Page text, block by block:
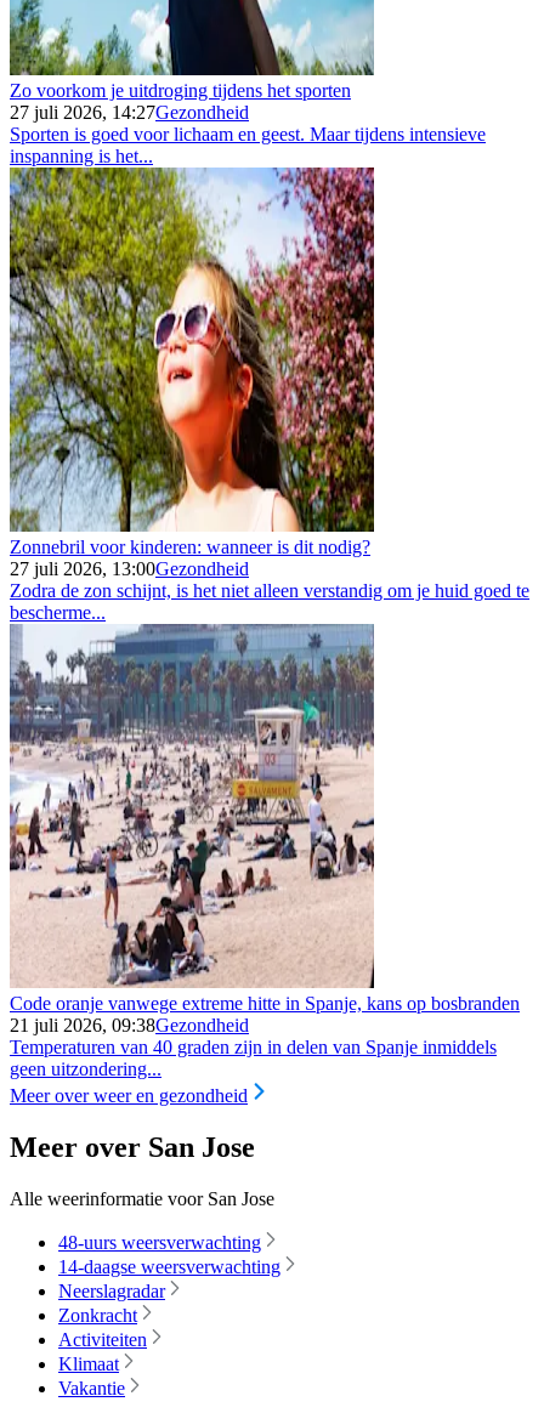
Zo voorkom je uitdroging tijdens het sporten
27 juli 2026, 14:27Gezondheid
Sporten is goed voor lichaam en geest. Maar tijdens intensieve
inspanning is het...
Zonnebril voor kinderen: wanneer is dit nodig?
27 juli 2026, 13:00Gezondheid
Zodra de zon schijnt, is het niet alleen verstandig om je huid goed te
bescherme...
Code oranje vanwege extreme hitte in Spanje, kans op bosbranden
21 juli 2026, 09:38Gezondheid
Temperaturen van 40 graden zijn in delen van Spanje inmiddels
geen uitzondering...
Meer over weer en gezondheid
Meer over San Jose
Alle weerinformatie voor San Jose
48-uurs weersverwachting
14-daagse weersverwachting
Neerslagradar
Zonkracht
Activiteiten
Klimaat
Vakantie